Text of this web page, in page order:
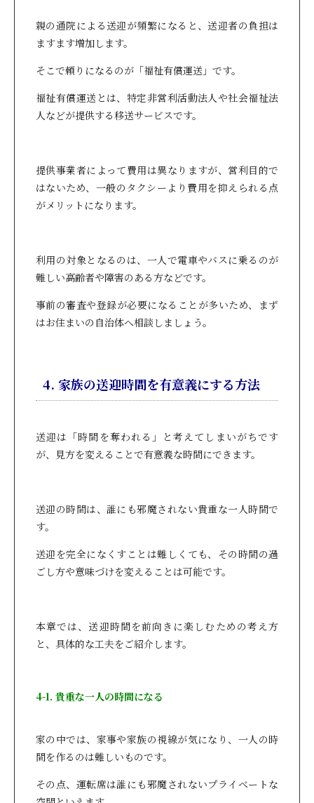
親の通院による送迎が頻繁になると、送迎者の負担は
ますます増加します。
そこで頼りになるのが「福祉有償運送」です。
福祉有償運送とは、特定非営利活動法人や社会福祉法
人などが提供する移送サービスです。
提供事業者によって費用は異なりますが、営利目的で
はないため、一般のタクシーより費用を抑えられる点
がメリットになります。
利用の対象となるのは、一人で電車やバスに乗るのが
難しい高齢者や障害のある方などです。
事前の審査や登録が必要になることが多いため、まず
はお住まいの自治体へ相談しましょう。
4. 家族の送迎時間を有意義にする方法
送迎は「時間を奪われる」と考えてしまいがちです
が、見方を変えることで有意義な時間にできます。
送迎の時間は、誰にも邪魔されない貴重な一人時間で
す。
送迎を完全になくすことは難しくても、その時間の過
ごし方や意味づけを変えることは可能です。
本章では、送迎時間を前向きに楽しむための考え方
と、具体的な工夫をご紹介します。
4-1. 貴重な一人の時間になる
家の中では、家事や家族の視線が気になり、一人の時
間を作るのは難しいものです。
その点、運転席は誰にも邪魔されないプライベートな